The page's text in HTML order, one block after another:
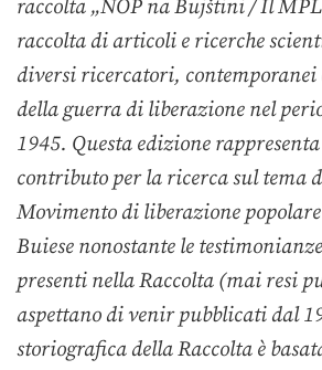
raccolta „NOP na Bujštini / Il
raccolta di articoli e ricerche
diversi ricercatori,
della guerra di liberazione nel
1945. Questa edizione
contributo per la ricerca sul tema
Movimento di liberazione
Buiese nonostante le
presenti nella Raccolta (mai resi
aspettano di venir pubblicati dal
storiografica della Raccolta è